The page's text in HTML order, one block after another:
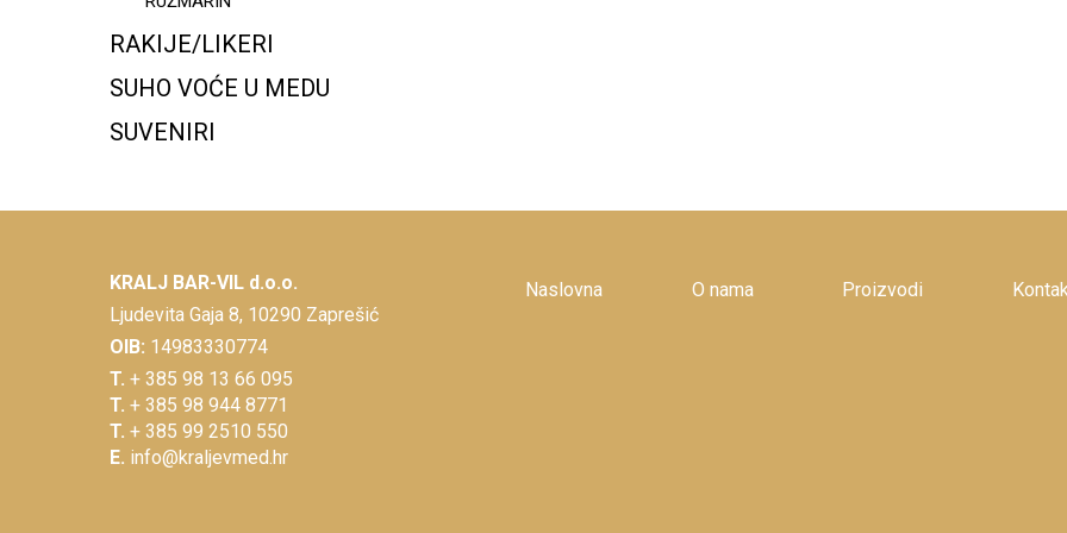
RAKIJE/LIKERI
SUHO VOĆE U MEDU
SUVENIRI
KRALJ BAR-VIL d.o.o.
Ljudevita Gaja 8, 10290 Zaprešić
OIB: 14983330774
T. + 385 98 13 66 095
T. + 385 98 944 8771
T. + 385 99 2510 550
E. info@kraljevmed.hr
Naslovna O nama Proizvodi